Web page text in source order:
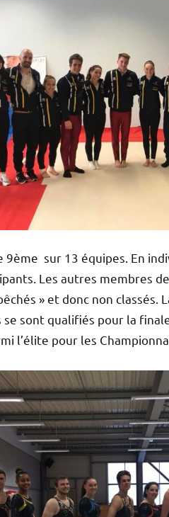
9ème sur 13 équipes. En
Les autres membres de
» et donc non
se sont qualifiés pour la
l’élite pour les